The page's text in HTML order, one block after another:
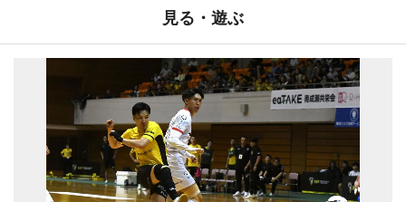
見る・遊ぶ